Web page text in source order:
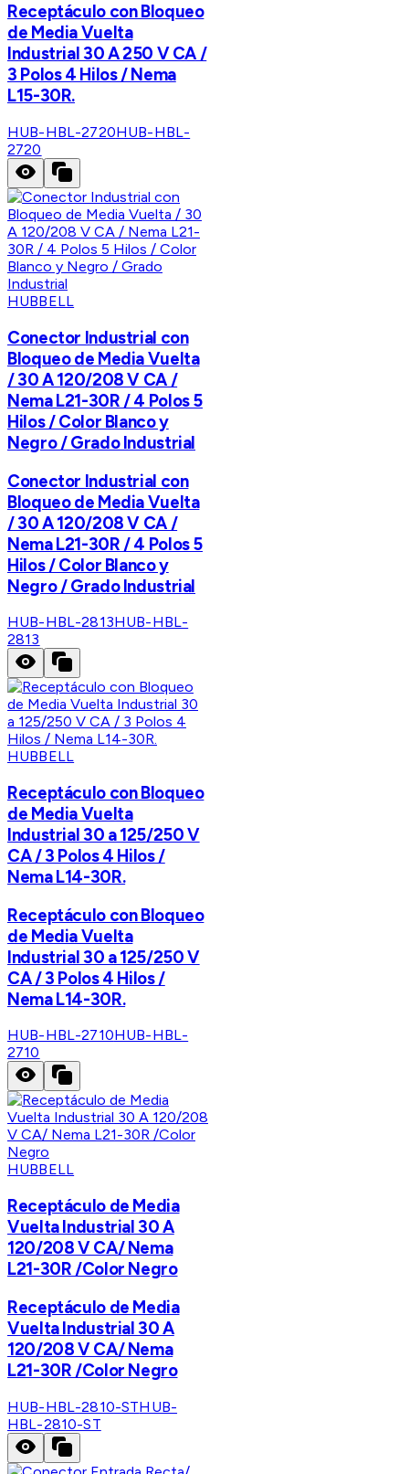
Receptáculo con Bloqueo
de Media Vuelta
Industrial 30 A 250 V CA /
3 Polos 4 Hilos / Nema
L15-30R.
HUB-HBL-2720HUB-HBL-
2720
HUBBELL
Conector Industrial con
Bloqueo de Media Vuelta
/ 30 A 120/208 V CA /
Nema L21-30R / 4 Polos 5
Hilos / Color Blanco y
Negro / Grado Industrial
Conector Industrial con
Bloqueo de Media Vuelta
/ 30 A 120/208 V CA /
Nema L21-30R / 4 Polos 5
Hilos / Color Blanco y
Negro / Grado Industrial
HUB-HBL-2813HUB-HBL-
2813
HUBBELL
Receptáculo con Bloqueo
de Media Vuelta
Industrial 30 a 125/250 V
CA / 3 Polos 4 Hilos /
Nema L14-30R.
Receptáculo con Bloqueo
de Media Vuelta
Industrial 30 a 125/250 V
CA / 3 Polos 4 Hilos /
Nema L14-30R.
HUB-HBL-2710HUB-HBL-
2710
HUBBELL
Receptáculo de Media
Vuelta Industrial 30 A
120/208 V CA/ Nema
L21-30R /Color Negro
Receptáculo de Media
Vuelta Industrial 30 A
120/208 V CA/ Nema
L21-30R /Color Negro
HUB-HBL-2810-STHUB-
HBL-2810-ST